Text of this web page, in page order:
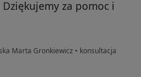
za pomoc i
Marta Gronkiewicz • konsultacja